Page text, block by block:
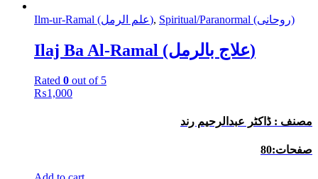
Ilm-ur-Ramal (علم الرمل), Spiritual/Paranormal (روحانی)
Ilaj Ba Al-Ramal (علاج بالرمل)
Rated 0 out of 5
₨1,000
مصنف : ڈاکٹر عبدالرحیم رند
صفحات:80